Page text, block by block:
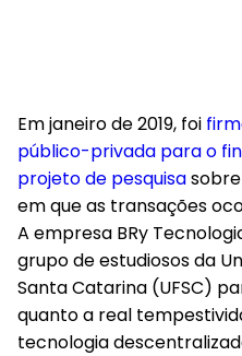
Em janeiro de 2019, foi
público-privada para o
projeto de pesquisa
em que as transações
A empresa BRy
grupo de estudiosos da
Santa Catarina (UFSC)
quanto a real
tecnologia